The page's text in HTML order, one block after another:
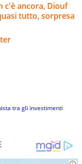
c'è ancora, Diouf
tutto, sorpresa
tra gli investimenti